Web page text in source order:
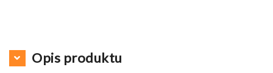
Opis produktu